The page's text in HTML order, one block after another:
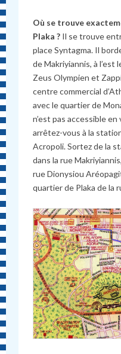
Où se trouve
Plaka ? Il se trouve
place Syntagma. Il
de Makriyiannis, à l’est
Zeus Olympien et
centre commercial
avec le quartier de
n’est pas accessible
arrêtez-vous à la
Acropoli. Sortez de la
dans la rue
rue Dionysiou
quartier de Plaka de la